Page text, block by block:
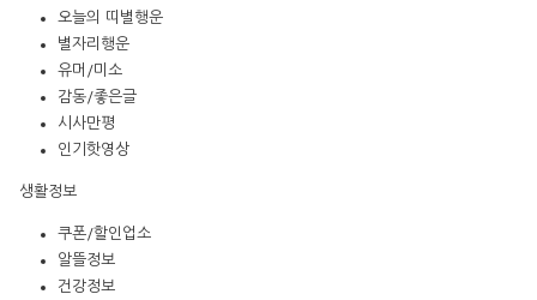
오늘의 띠별행운
별자리행운
유머/미소
감동/좋은글
시사만평
인기핫영상
생활정보
쿠폰/할인업소
알뜰정보
건강정보